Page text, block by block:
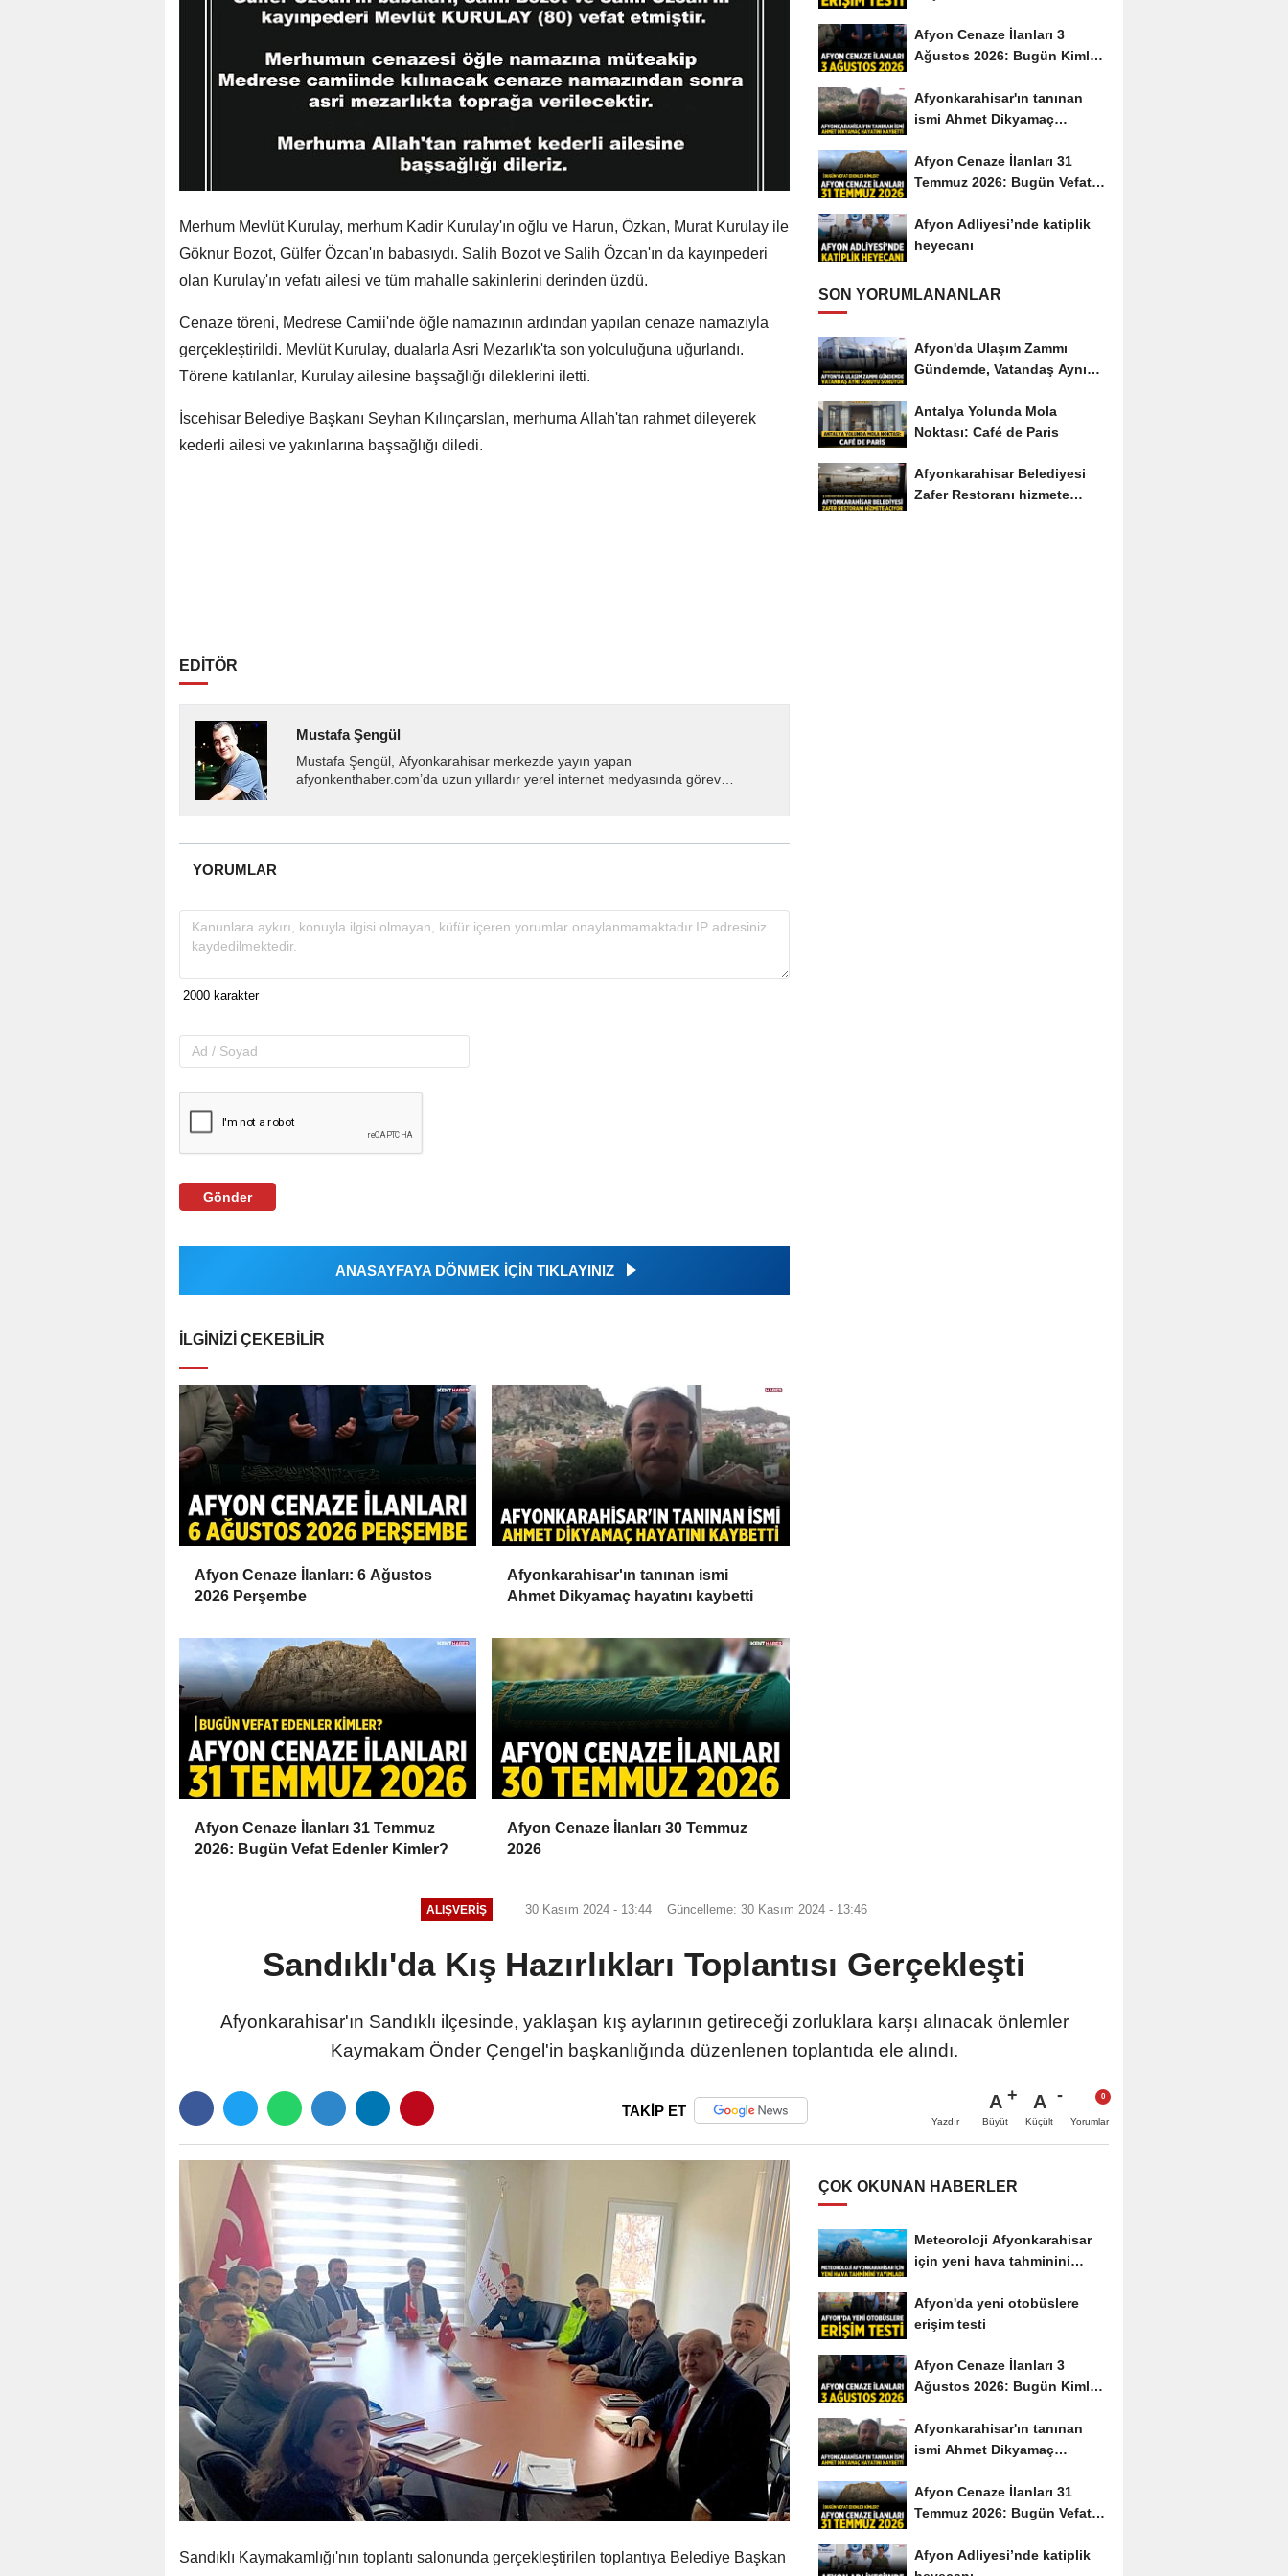
Merhum Mevlüt Kurulay, merhum Kadir Kurulay'ın oğlu ve Harun, Özkan, Murat Kurulay ile
Göknur Bozot, Gülfer Özcan'ın babasıydı. Salih Bozot ve Salih Özcan'ın da kayınpederi
olan Kurulay'ın vefatı ailesi ve tüm mahalle sakinlerini derinden üzdü.
Cenaze töreni, Medrese Camii'nde öğle namazının ardından yapılan cenaze namazıyla
gerçekleştirildi. Mevlüt Kurulay, dualarla Asri Mezarlık'ta son yolculuğuna uğurlandı.
Törene katılanlar, Kurulay ailesine başsağlığı dileklerini iletti.
İscehisar Belediye Başkanı Seyhan Kılınçarslan, merhuma Allah'tan rahmet dileyerek
kederli ailesi ve yakınlarına başsağlığı diledi.
EDİTÖR
Mustafa Şengül
Mustafa Şengül, Afyonkarahisar merkezde yayın yapan
afyonkenthaber.com’da uzun yıllardır yerel internet medyasında görev
YORUMLAR
Gönder
ANASAYFAYA DÖNMEK İÇİN TIKLAYINIZ
İLGINIZI ÇEKEBILIR
Afyon Cenaze İlanları: 6 Ağustos
2026 Perşembe
Afyonkarahisar'ın tanınan ismi
Ahmet Dikyamaç hayatını kaybetti
Afyon Cenaze İlanları 31 Temmuz
2026: Bugün Vefat Edenler Kimler?
Afyon Cenaze İlanları 30 Temmuz
2026
Afyon Cenaze İlanları 3
Ağustos 2026: Bugün Kimler
Afyonkarahisar'ın tanınan
ismi Ahmet Dikyamaç
Afyon Cenaze İlanları 31
Temmuz 2026: Bugün Vefat
Afyon Adliyesi’nde katiplik
heyecanı
SON YORUMLANANLAR
Afyon'da Ulaşım Zammı
Gündemde, Vatandaş Aynı
Antalya Yolunda Mola
Noktası: Café de Paris
Afyonkarahisar Belediyesi
Zafer Restoranı hizmete
ALIŞVERIŞ 30 Kasım 2024 - 13:44 Güncelleme: 30 Kasım 2024 - 13:46
Sandıklı'da Kış Hazırlıkları Toplantısı Gerçekleşti
Afyonkarahisar'ın Sandıklı ilçesinde, yaklaşan kış aylarının getireceği zorluklara karşı alınacak önlemler
Kaymakam Önder Çengel'in başkanlığında düzenlenen toplantıda ele alındı.
TAKİP ET
Yazdır
A
Büyüt
A
Küçült Yorumlar
Sandıklı Kaymakamlığı'nın toplantı salonunda gerçekleştirilen toplantıya Belediye Başkan
ÇOK OKUNAN HABERLER
Meteoroloji Afyonkarahisar
için yeni hava tahminini
Afyon'da yeni otobüslere
erişim testi
Afyon Cenaze İlanları 3
Ağustos 2026: Bugün Kimler
Afyonkarahisar'ın tanınan
ismi Ahmet Dikyamaç
Afyon Cenaze İlanları 31
Temmuz 2026: Bugün Vefat
Afyon Adliyesi’nde katiplik